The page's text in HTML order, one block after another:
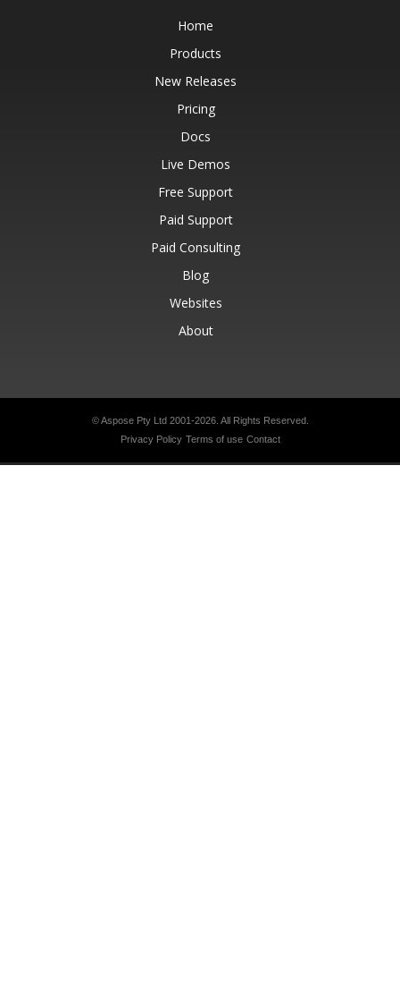
Home
Products
New Releases
Pricing
Docs
Live Demos
Free Support
Paid Support
Paid Consulting
Blog
Websites
About
© Aspose Pty Ltd 2001-2026. All Rights Reserved.
Privacy Policy Terms of use Contact